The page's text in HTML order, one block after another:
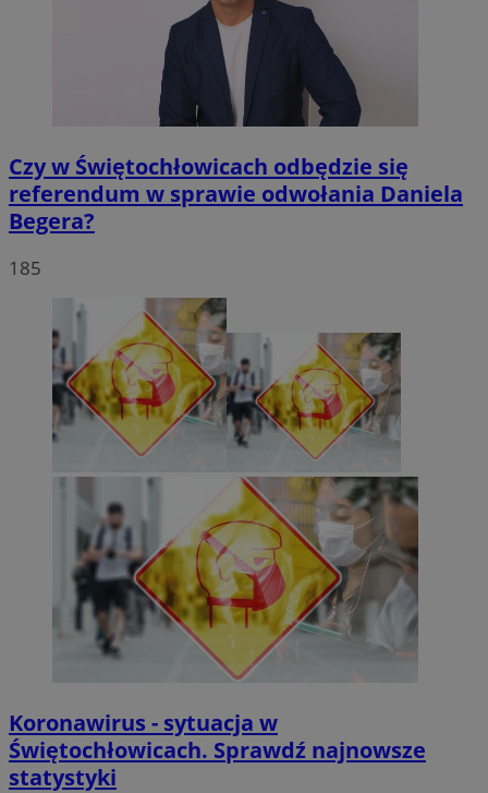
Czy w Świętochłowicach odbędzie się
referendum w sprawie odwołania Daniela
Begera?
185
Koronawirus - sytuacja w
Świętochłowicach. Sprawdź najnowsze
statystyki